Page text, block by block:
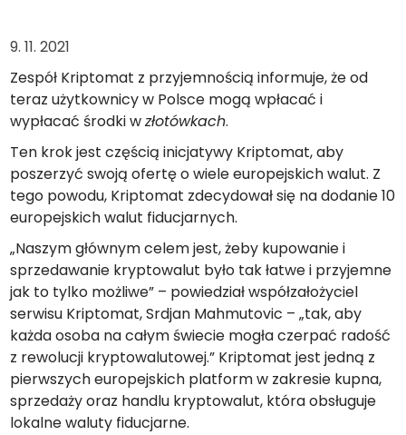
KriptoEarn
Skarbiec
Zachowaj kryptowaluty na swoją przyszłość
Zakup Cykliczny
Regularnie zaplanowane inwestycje (DCA)
Alerty cenowe
Aktualizacje cen ulubionych tokenów w czasie rzeczywistym
Przeglądaj aktywa
Odkryj możliwości inwestycyjne
Analiza portfolio
Inteligentna obserwacja zapewniająca optymalne wyniki
9. 11. 2021
Zespół Kriptomat z przyjemnością informuje, że od
teraz użytkownicy w Polsce mogą wpłacać i
wypłacać środki wzłotówkach.
Ten krok jest częścią inicjatywy Kriptomat, aby
poszerzyć swoją ofertę o wiele europejskich walut. Z
tego powodu, Kriptomat zdecydował się na dodanie 10
europejskich walut fiducjarnych.
„Naszym głównym celem jest, żeby kupowanie i
sprzedawanie kryptowalut było tak łatwe i przyjemne
jak to tylko możliwe” – powiedział współzałożyciel
serwisu Kriptomat, Srdjan Mahmutovic – „tak, aby
każda osoba na całym świecie mogła czerpać radość
z rewolucji kryptowalutowej.” Kriptomat jest jedną z
pierwszych europejskich platform w zakresie kupna,
sprzedaży oraz handlu kryptowalut, która obsługuje
lokalne waluty fiducjarne.